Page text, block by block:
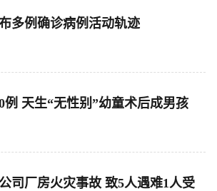
多例确诊病例活动轨迹
例 天生“无性别”幼童术后成男孩
司厂房火灾事故 致5人遇难1人受